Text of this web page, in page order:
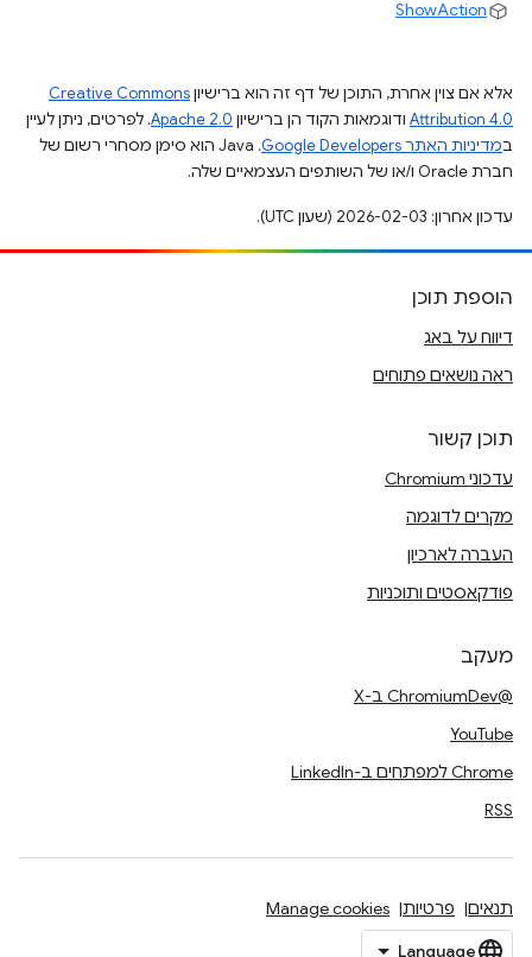
ShowAction
אלא אם צוין אחרת, התוכן של דף זה הוא ברישיוןCreative Commons
Attribution 4.0 ודוגמאות הקוד הן ברישיון Apache 2.0. לפרטים, ניתן לעיין
במדיניות האתר Google Developers‏
.‏ Java הוא סימן מסחרי רשום של
חברת Oracle ו/או של השותפים העצמאיים שלה.
עדכון אחרון: 2026-02-03 (שעון UTC).
הוספת תוכן
דיווח על באג
ראה נושאים פתוחים
תוכן קשור
עדכוני Chromium
מקרים לדוגמה
העברה לארכיון
פודקאסטים ותוכניות
מעקב
@ChromiumDev ב-X
YouTube
Chrome למפתחים ב-LinkedIn
RSS
תנאים פרטיות Manage cookies